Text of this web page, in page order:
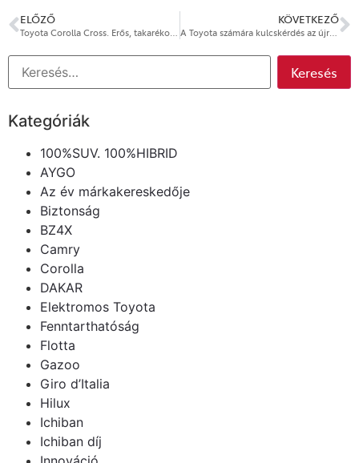
ELŐZŐ
Toyota Corolla Cross. Erős, takarékos SUV, jövőálló technológiával
KÖVETKEZŐ
A Toyota számára kulcskérdés az újrahasznosítás
Kategóriák
100%SUV. 100%HIBRID
AYGO
Az év márkakereskedője
Biztonság
BZ4X
Camry
Corolla
DAKAR
Elektromos Toyota
Fenntarthatóság
Flotta
Gazoo
Giro d’Italia
Hilux
Ichiban
Ichiban díj